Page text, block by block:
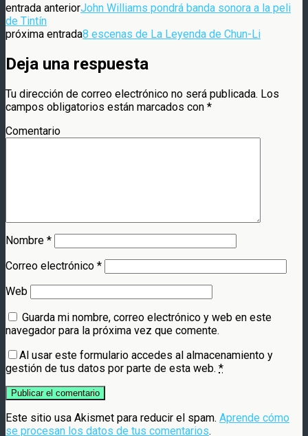
entrada anteriorJohn Williams pondrá banda sonora a la peli
de Tintín
próxima entrada8 escenas de La Leyenda de Chun-Li
Deja una respuesta
Tu dirección de correo electrónico no será publicada. Los
campos obligatorios están marcados con *
Comentario
Nombre *
Correo electrónico *
Web
Guarda mi nombre, correo electrónico y web en este
navegador para la próxima vez que comente.
Al usar este formulario accedes al almacenamiento y
gestión de tus datos por parte de esta web. *
Este sitio usa Akismet para reducir el spam. Aprende cómo
se procesan los datos de tus comentarios.